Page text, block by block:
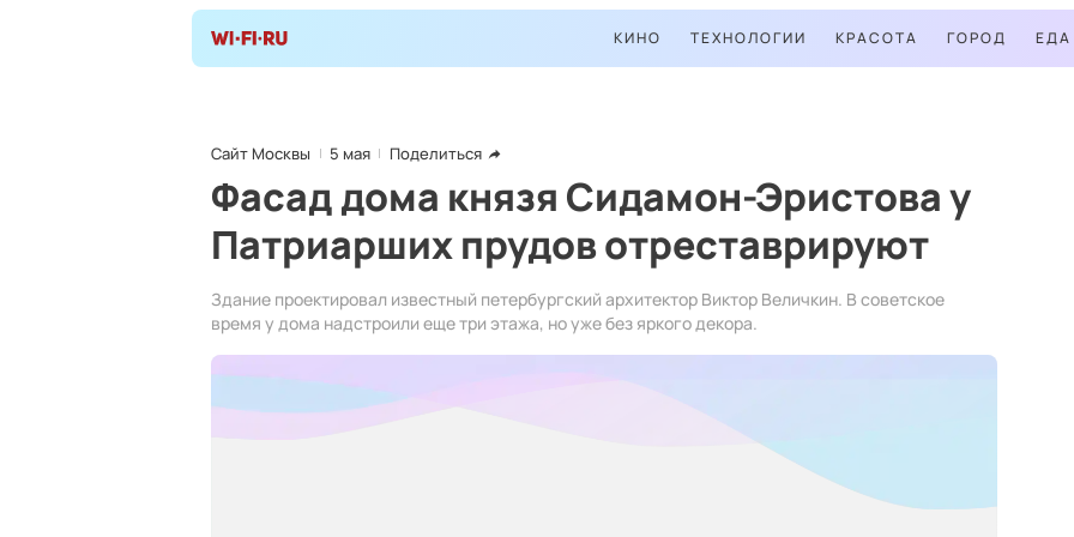
КИНО ТЕХНОЛОГИИ КРАСОТА ГОРОД ЕДА
Сайт Москвы 5 мая Поделиться
Фасад дома князя Сидамон-Эристова у
Патриарших прудов отреставрируют
Здание проектировал известный петербургский архитектор Виктор Величкин. В советское
время у дома надстроили еще три этажа, но уже без яркого декора.